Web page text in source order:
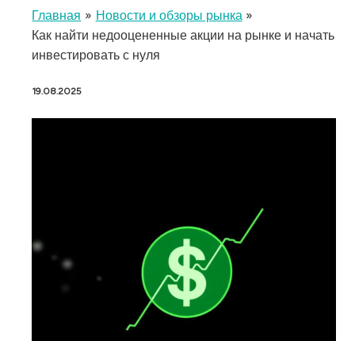
Главная
Новости и обзоры рынка
Как найти недооцененные акции на рынке и начать
инвестировать с нуля
19.08.2025